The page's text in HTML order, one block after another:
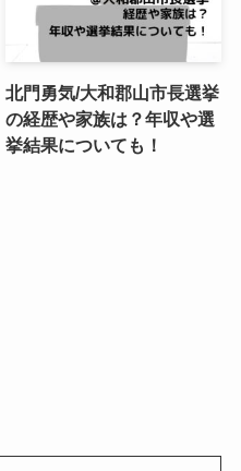
北門勇気/大和郡山市長選挙
の経歴や家族は？年収や選
挙結果についても！